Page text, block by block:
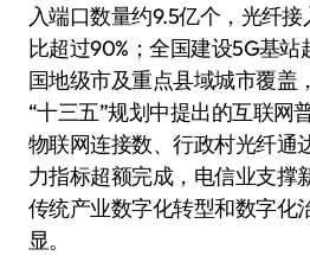
入端口数量约9.5亿个，光纤
比超过90%；全国建设5G基
国地级市及重点县域城市覆盖
“十三五”规划中提出的互联网
物联网连接数、行政村光纤通
力指标超额完成，电信业支撑
传统产业数字化转型和数字化
显。